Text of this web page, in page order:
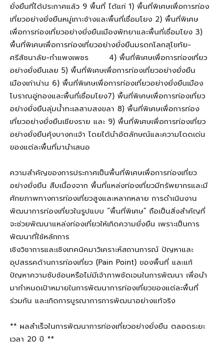
ยั่งยืนที่ได้ประกาศแล้ว 9 พื้นที่ ได้แก่ 1) พื้นที่พิเศษเพื่อการท่อง
เที่ยวอย่างยั่งยืนหมู่เกาะช้างและพื้นที่เชื่อมโยง 2) พื้นที่พิเศษ
เพื่อการท่องเที่ยวอย่างยั่งยืนเมืองพัทยาและพื้นที่เชื่อมโยง 3)
พื้นที่พิเศษเพื่อการท่องเที่ยวอย่างยั่งยืนมรดกโลกสุโขทัย-
ศรีสัชนาลัย-กำแพงเพชร
4) พื้นที่พิเศษเพื่อการท่องเที่ยว
อย่างยั่งยืนเลย 5) พื้นที่พิเศษเพื่อการท่องเที่ยวอย่างยั่งยืน
เมืองเก่าน่าน 6) พื้นที่พิเศษเพื่อการท่องเที่ยวอย่างยั่งยืนเมือง
โบราณอู่ทองและพื้นที่เชื่อมโยง7) พื้นที่พิเศษเพื่อการท่องเที่ยว
อย่างยั่งยืนลุ่มน้ำทะเลสาบสงขลา 8) พื้นที่พิเศษเพื่อการท่อง
เที่ยวอย่างยั่งยืนเชียงราย และ 9) พื้นที่พิเศษเพื่อการท่องเที่ยว
อย่างยั่งยืนคุ้งบางกะเจ้า โดยได้นำอัตลักษณ์และความโดดเด่น
ของแต่ละพื้นที่มานำเสนอ
ความสำคัญของการประกาศเป็นพื้นที่พิเศษเพื่อการท่องเที่ยว
อย่างยั่งยืน สืบเนื่องจาก พื้นที่แหล่งท่องเที่ยวมีทรัพยากรและมี
ศักยภาพทางการท่องเที่ยวสูงและหลากหลาย การดำเนินงาน
พัฒนาการท่องเที่ยวในรูปแบบ “พื้นที่พิเศษ” ถือเป็นสิ่งสำคัญที่
จะช่วยพัฒนาแหล่งท่องเที่ยวให้เกิดความยั่งยืน เพราะเป็นการ
พัฒนาที่ใช้หลักการ
เชิงวิชาการและเชิงเทคนิคมาวิเคราะห์สถานการณ์ ปัญหาและ
อุปสรรคด้านการท่องเที่ยว (Pain Point) ของพื้นที่ และแก้
ปัญหาความซับซ้อนหรือไม่มีเจ้าภาพชัดเจนในการพัฒนา เพื่อนำ
มากำหนดเป้าหมายในการพัฒนาการท่องเที่ยวของแต่ละพื้นที่
ร่วมกัน และเกิดการบูรณาการการพัฒนาอย่างแท้จริง
** ผลสำเร็จในการพัฒนาการท่องเที่ยวอย่างยั่งยืน ตลอดระยะ
เวลา 20 ปี **